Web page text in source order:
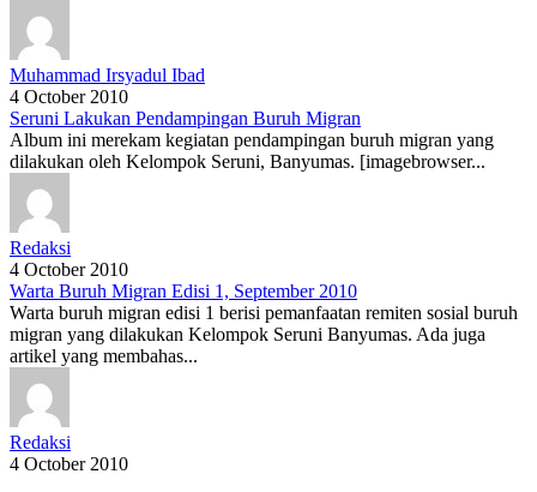
Muhammad Irsyadul Ibad
4 October 2010
Seruni Lakukan Pendampingan Buruh Migran
Album ini merekam kegiatan pendampingan buruh migran yang
dilakukan oleh Kelompok Seruni, Banyumas. [imagebrowser...
Redaksi
4 October 2010
Warta Buruh Migran Edisi 1, September 2010
Warta buruh migran edisi 1 berisi pemanfaatan remiten sosial buruh
migran yang dilakukan Kelompok Seruni Banyumas. Ada juga
artikel yang membahas...
Redaksi
4 October 2010